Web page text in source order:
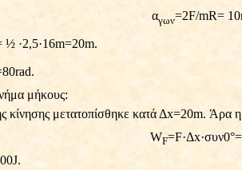
αγων=2F/mR=
½ ·2,5·16m=20m.
μήκους:
μετατοπίσθηκε κατά Δx=20m. Άρα η
WF=F·Δx·